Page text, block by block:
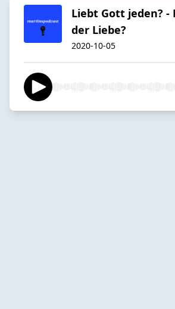
Liebt Gott jeden? -
der Liebe?
2020-10-05